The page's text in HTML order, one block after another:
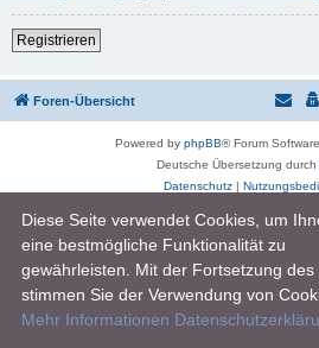
Registrieren
Foren-Übersicht
Powered by phpBB® Forum
Deutsche Übersetzung durch
Datenschutz|
Diese Seite verwendet Cookies, um
eine bestmögliche Funktionalität zu
gewährleisten. Mit der Fortsetzung des
stimmen Sie der Verwendung von
Mehr Informationen